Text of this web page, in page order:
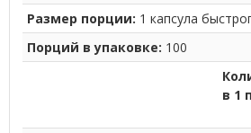
Размер порции: 1 капсула
Порций в упаковке: 100
в 1